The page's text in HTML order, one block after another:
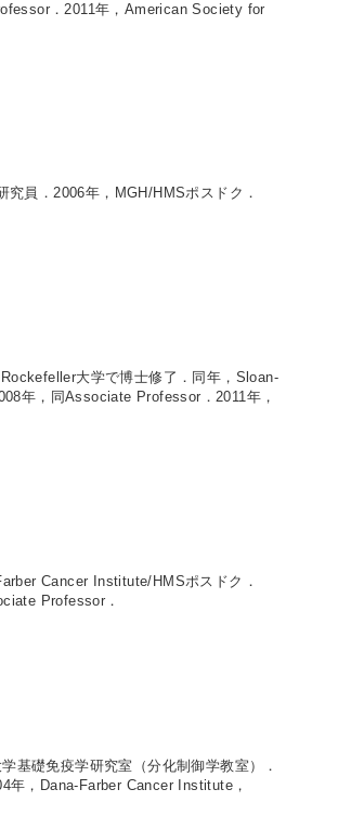
．2011年，American Society for
員．2006年，MGH/HMSポスドク．
大学で博士修了．同年，Sloan-
年，同Associate Professor．2011年，
Cancer Institute/HMSポスドク．
Professor．
基礎免疫学研究室（分化制御学教室）．
，Dana-Farber Cancer Institute，